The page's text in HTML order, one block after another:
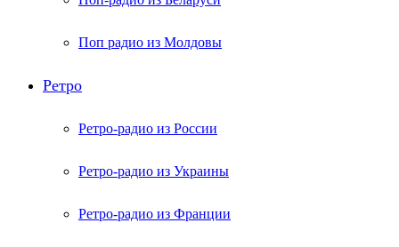
Поп радио из Молдовы
Ретро
Ретро-радио из России
Ретро-радио из Украины
Ретро-радио из Франции